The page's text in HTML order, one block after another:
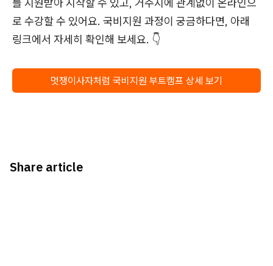
로 수강할 수 있어요. 국비지원 과정이 궁금하다면, 아래
링크에서 자세히 확인해 보세요. 👇
멋쟁이사자처럼 국비지원 부트캠프 상세 보기
Share article